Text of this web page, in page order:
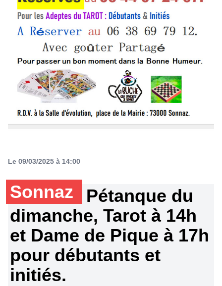
Le 09/03/2025 à 14:00
Sonnaz
Pétanque du
dimanche, Tarot à 14h
et Dame de Pique à 17h
pour débutants et
initiés.